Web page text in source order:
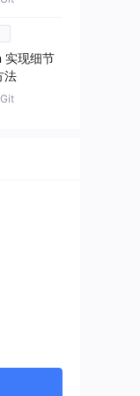
实现细节
法